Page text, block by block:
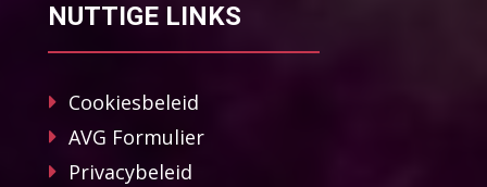
NUTTIGE LINKS
Cookiesbeleid
AVG Formulier
Privacybeleid